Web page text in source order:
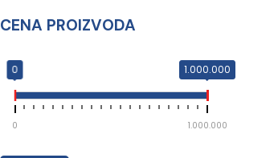
CENA PROIZVODA
0 1.000.000
0 1.000.000